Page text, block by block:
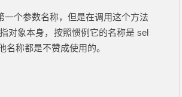
个参数名称，但是在调用这个方法
对象本身，按照惯例它的名称是 sel
称都是不赞成使用的。